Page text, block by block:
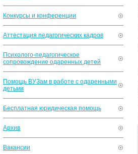
Конкурсы и конференции
Аттестация педагогических кадров
Психолого-педагогическое
сопровождение одаренных детей
Помощь ВУЗам в работе с одаренными
детьми
Бесплатная юридическая помощь
Архив
Вакансии